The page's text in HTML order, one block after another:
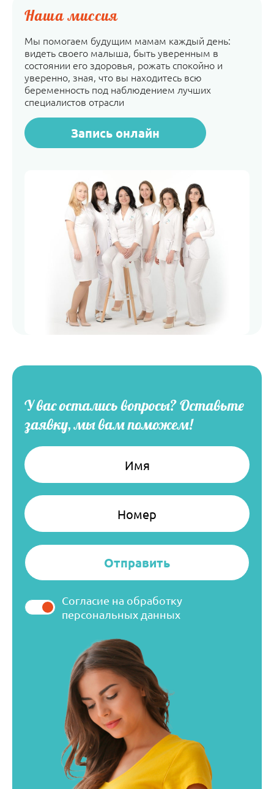
Наша миссия
Мы помогаем будущим мамам каждый день:
видеть своего малыша, быть уверенным в
состоянии его здоровья, рожать спокойно и
уверенно, зная, что вы находитесь всю
беременность под наблюдением лучших
специалистов отрасли
Запись онлайн
У вас остались вопросы?Оставьте
заявку, мы вам поможем!
Имя
Номер
Согласие на обработку
персональных данных